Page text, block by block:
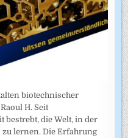
biotechnischer
H. Seit
bestrebt, die Welt, in der
lernen. Die Erfahrung